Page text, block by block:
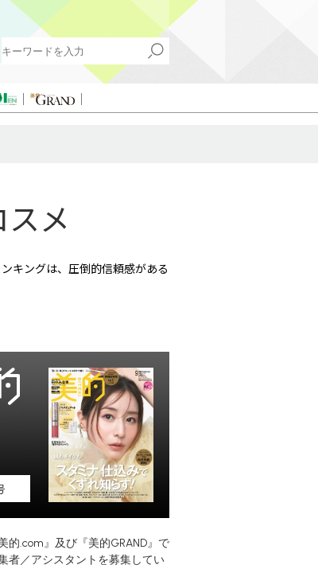
メ
キングは、圧倒的信頼感がある
的.com』及び『美的GRAND』で
者／アシスタントを募集してい